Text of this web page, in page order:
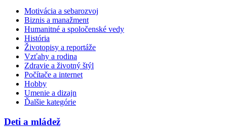
Motivácia a sebarozvoj
Biznis a manažment
Humanitné a spoločenské vedy
História
Životopisy a reportáže
Vzťahy a rodina
Zdravie a životný štýl
Počítače a internet
Hobby
Umenie a dizajn
Ďalšie kategórie
Deti a mládež